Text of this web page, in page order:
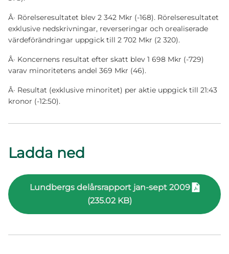
Â· Rörelseresultatet blev 2 342 Mkr (-168). Rörelseresultatet
exklusive nedskrivningar, reverseringar och orealiserade
värdeförändringar uppgick till 2 702 Mkr (2 320).
Â· Koncernens resultat efter skatt blev 1 698 Mkr (-729)
varav minoritetens andel 369 Mkr (46).
Â· Resultat (exklusive minoritet) per aktie uppgick till 21:43
kronor (-12:50).
Ladda ned
Lundbergs delårsrapport jan-sept 2009
(235.02 KB)